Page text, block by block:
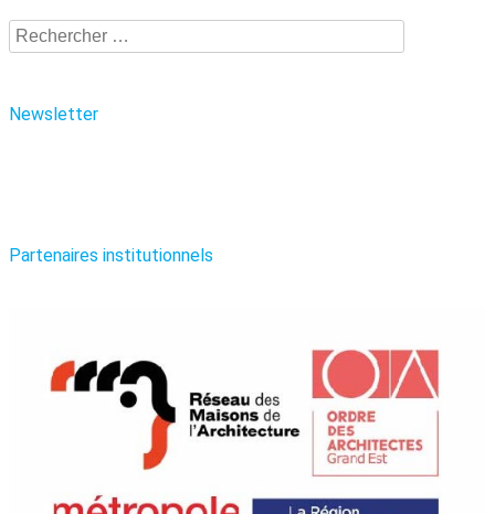
Recherche
Newsletter
Partenaires institutionnels